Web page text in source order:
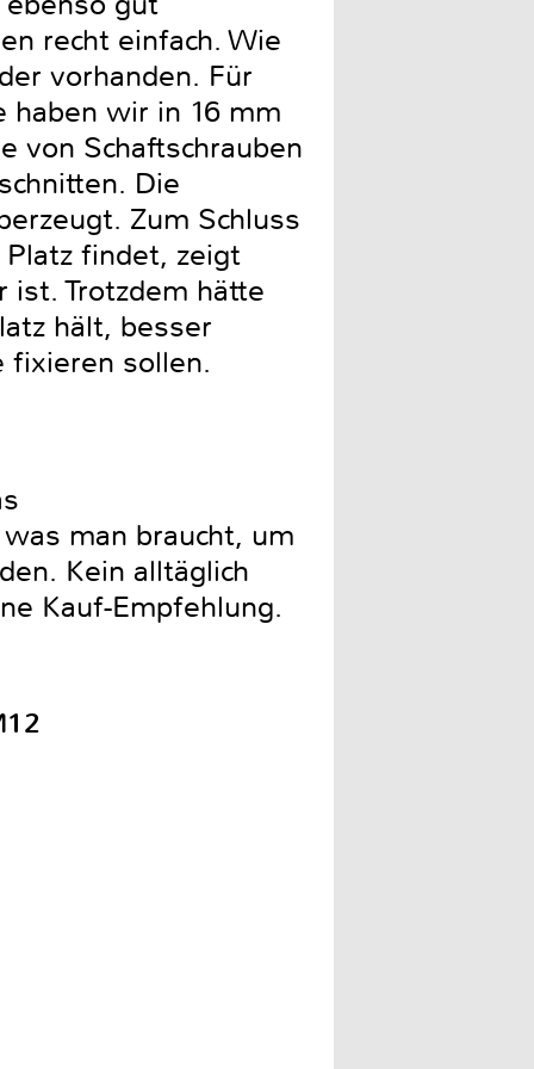
recht einfach. Wie
vorhanden. Für
haben wir in 16 mm
von Schaftschrauben
Die
Zum Schluss
findet, zeigt
Trotzdem hätte
hält, besser
fixieren sollen.
man braucht, um
Kein alltäglich
Kauf-Empfehlung.